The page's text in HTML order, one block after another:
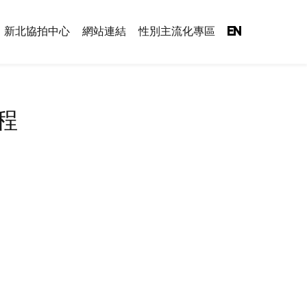
新北協拍中心 網站連結 性別主流化專區 EN